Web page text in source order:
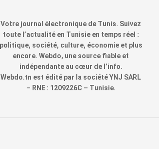
Votre journal électronique de Tunis. Suivez
toute l’actualité en Tunisie en temps réel :
politique, société, culture, économie et plus
encore. Webdo, une source fiable et
indépendante au cœur de l’info.
Webdo.tn est édité par la société YNJ SARL
– RNE : 1209226C – Tunisie.